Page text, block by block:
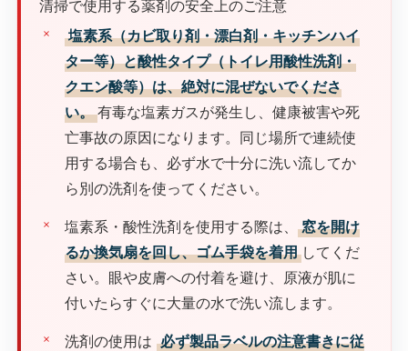
清掃で使用する薬剤の安全上のご注意
塩素系（カビ取り剤・漂白剤・キッチンハイ
ター等）と酸性タイプ（トイレ用酸性洗剤・
クエン酸等）は、絶対に混ぜないでくださ
い。 有毒な塩素ガスが発生し、健康被害や死
亡事故の原因になります。同じ場所で連続使
用する場合も、必ず水で十分に洗い流してか
ら別の洗剤を使ってください。
塩素系・酸性洗剤を使用する際は、
窓を開け
るか換気扇を回し、ゴム手袋を着用 してくだ
さい。眼や皮膚への付着を避け、原液が肌に
付いたらすぐに大量の水で洗い流します。
洗剤の使用は 必ず製品ラベルの注意書きに従